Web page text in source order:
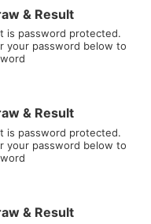
& Result
is password protected.
your password below to
& Result
is password protected.
your password below to
& Result